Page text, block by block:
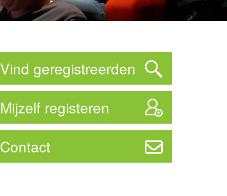
Vind geregistreerden
Mijzelf registeren
Contact